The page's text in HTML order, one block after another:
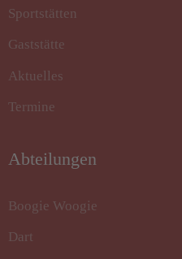
Sportstätten
Gaststätte
Aktuelles
Termine
Abteilungen
Boogie Woogie
Dart